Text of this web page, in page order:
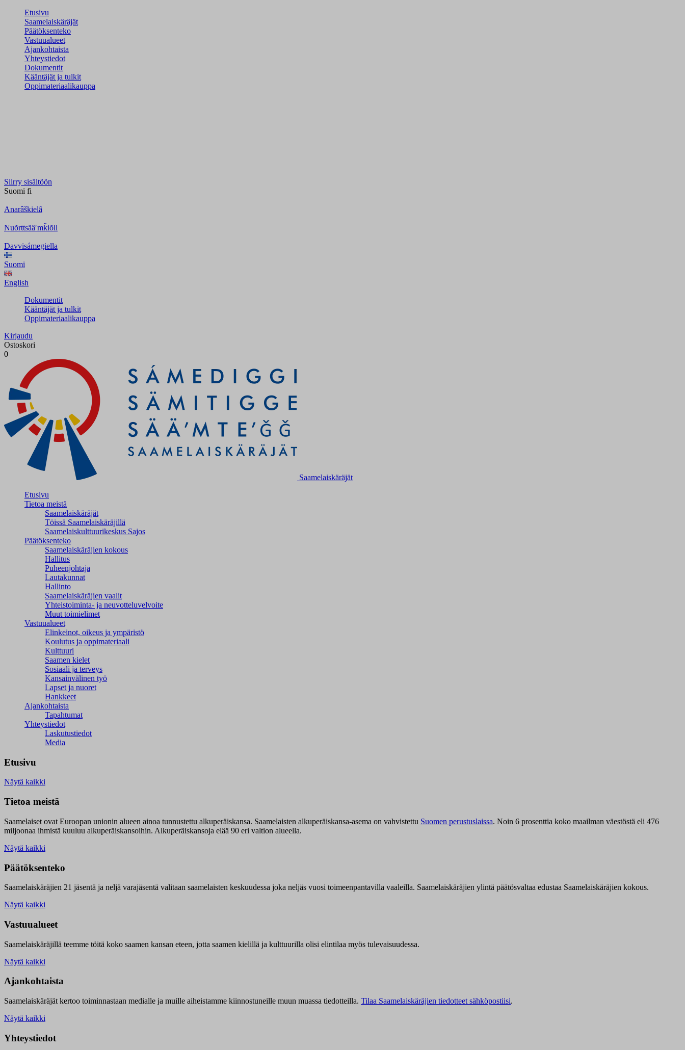
Etusivu
Saamelaiskäräjät
Päätöksenteko
Vastuualueet
Ajankohtaista
Yhteystiedot
Dokumentit
Kääntäjät ja tulkit
Oppimateriaalikauppa
Siirry sisältöön
Suomi fi
Anarâškielâ
Nuõrttsääʹmǩiõll
Davvisámegiella
Suomi
English
Dokumentit
Kääntäjät ja tulkit
Oppimateriaalikauppa
Kirjaudu
Ostoskori
0
Saamelaiskäräjät
Etusivu
Tietoa meistä
Saamelaiskäräjät
Töissä Saamelaiskäräjillä
Saamelaiskulttuuri­keskus Sajos
Päätöksenteko
Saamelaiskäräjien kokous
Hallitus
Puheenjohtaja
Lautakunnat
Hallinto
Saamelaiskäräjien vaalit
Yhteistoiminta- ja neuvotteluvelvoite
Muut toimielimet
Vastuualueet
Elinkeinot, oikeus ja ympäristö
Koulutus ja oppimateriaali
Kulttuuri
Saamen kielet
Sosiaali ja terveys
Kansainvälinen työ
Lapset ja nuoret
Hankkeet
Ajankohtaista
Tapahtumat
Yhteystiedot
Laskutustiedot
Media
Etusivu
Näytä kaikki
Tietoa meistä
Saamelaiset ovat Euroopan unionin alueen ainoa tunnustettu alkuperäiskansa. Saamelaisten alkuperäiskansa-asema on vahvistettu Suomen perustuslaissa. Noin 6 prosenttia koko maailman väestöstä eli 476
miljoonaa ihmistä kuuluu alkuperäiskansoihin. Alkuperäiskansoja elää 90 eri valtion alueella.
Näytä kaikki
Päätöksenteko
Saamelaiskäräjien 21 jäsentä ja neljä varajäsentä valitaan saamelaisten keskuudessa joka neljäs vuosi toimeenpantavilla vaaleilla. Saamelaiskäräjien ylintä päätösvaltaa edustaa Saamelaiskäräjien kokous.
Näytä kaikki
Vastuualueet
Saamelaiskäräjillä teemme töitä koko saamen kansan eteen, jotta saamen kielillä ja kulttuurilla olisi elintilaa myös tulevaisuudessa.
Näytä kaikki
Ajankohtaista
Saamelaiskäräjät kertoo toiminnastaan medialle ja muille aiheistamme kiinnostuneille muun muassa tiedotteilla. Tilaa Saamelaiskäräjien tiedotteet sähköpostiisi.
Näytä kaikki
Yhteystiedot